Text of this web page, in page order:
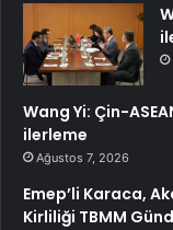
Wang Yi: Çin-
ilerleme
Ağustos 7, 2026
Emep’li Karaca,
Kirliliği TBMM